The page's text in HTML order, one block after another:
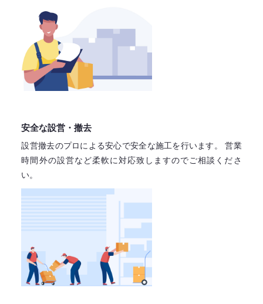
安全な設営・撤去
設営撤去のプロによる安心で安全な施工を行います。
営業
時間外の設営など柔軟に対応致しますのでご相談くださ
い。